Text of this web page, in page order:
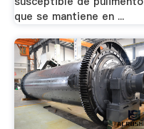
que se mantiene en ...